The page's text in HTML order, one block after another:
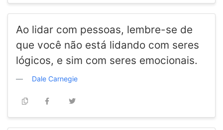
Ao lidar com pessoas, lembre-se de
que você não está lidando com seres
lógicos, e sim com seres emocionais.
Dale Carnegie